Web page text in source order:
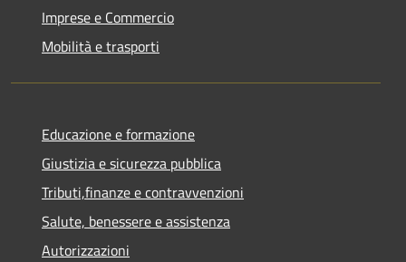
Imprese e Commercio
Mobilità e trasporti
Educazione e formazione
Giustizia e sicurezza pubblica
Tributi,finanze e contravvenzioni
Salute, benessere e assistenza
Autorizzazioni